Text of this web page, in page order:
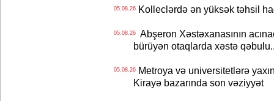
05.08.26Kolleclərdə ən yüksək təhsil
05.08.26Abşeron Xəstəxanasının
bürüyən otaqlarda xəstə
05.08.26Metroya və universitetlərə
Kirayə bazarında son vəziyyət